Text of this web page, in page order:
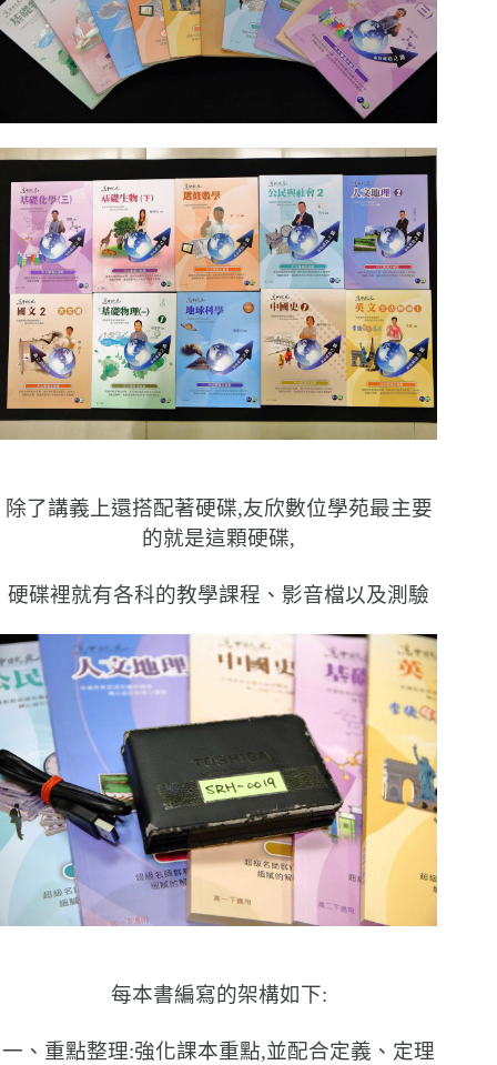
除了講義上還搭配著硬碟,友欣數位學苑最主要
的就是這顆硬碟,
硬碟裡就有各科的教學課程、影音檔以及測驗
每本書編寫的架構如下:
一、重點整理:強化課本重點,並配合定義、定理